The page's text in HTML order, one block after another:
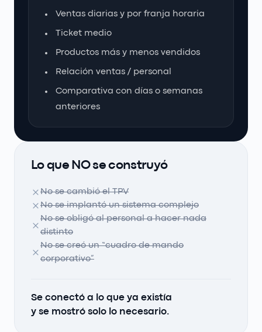
Ventas diarias y por franja horaria
Ticket medio
Productos más y menos vendidos
Relación ventas / personal
Comparativa con días o semanas
anteriores
Lo que NO se construyó
No se cambió el TPV
No se implantó un sistema complejo
No se obligó al personal a hacer nada
distinto
No se creó un “cuadro de mando
corporativo”
Se conectó a lo que ya existía
y se mostró solo lo necesario.